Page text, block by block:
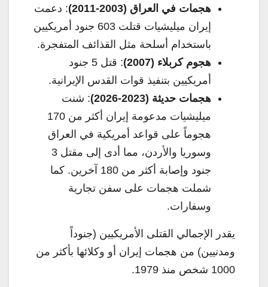
هجمات في العراق (2003-2011)
: دعمت
إيران ميليشيات قتلت 603 جنود أمريكيين
باستخدام أسلحة مثل القذائف المتفجرة.
هجوم كربلاء (2007)
: قتل 5 جنود
أمريكيين بتنفيذ قوات القدس الإيرانية.
هجمات حديثة (2023-2026)
: شنت
ميليشيات مدعومة إيران أكثر من 170
هجوماً على قواعد أمريكية في العراق
وسوريا والأردن، مما أدى إلى مقتل 3
جنود وإصابة أكثر من 180 آخرين. كما
شملت هجمات على سفن تجارية
وسفارات.
يقدر الإجمالي القتلى الأمريكيين (جنوداً
ومدنيين) من هجمات إيران أو وكلائها بأكثر من
1000 شخص منذ 1979.